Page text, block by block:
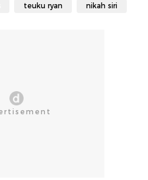
teuku ryan nikah siri